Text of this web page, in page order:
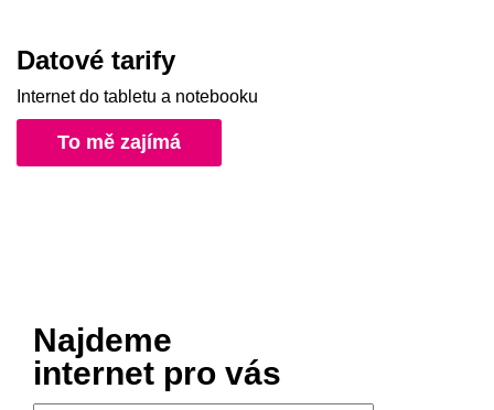
Datové tarify
Internet do tabletu a notebooku
To mě zajímá
Najdeme
internet pro vás